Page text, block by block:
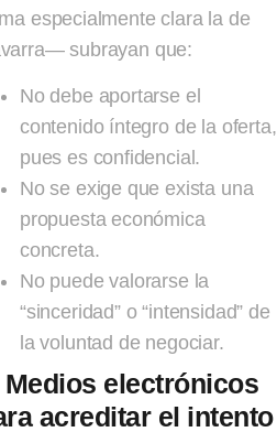
especialmente clara la de
subrayan que:
No debe aportarse el
contenido íntegro de la oferta,
pues es confidencial.
No se exige que exista una
propuesta económica
concreta.
No puede valorarse la
“sinceridad” o “intensidad” de
la voluntad de negociar.
Medios electrónicos
acreditar el intento